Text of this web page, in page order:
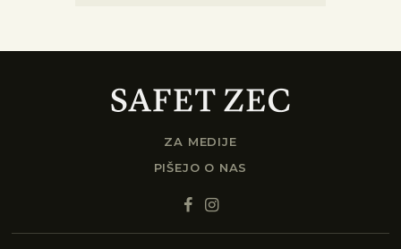
ZA MEDIJE
PIŠEJO O NAS